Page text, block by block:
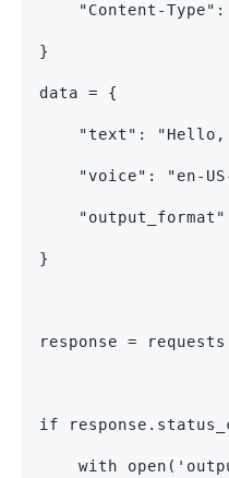
"Content-
}
data = {
"text":
"voice": "en-
}
response =
if
with